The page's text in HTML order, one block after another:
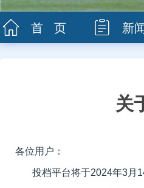
首 页 新
关
各位用户：
投档平台将于2024年3月14